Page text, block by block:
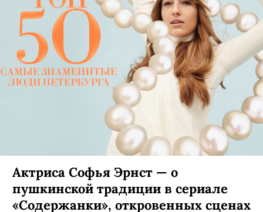
Оксана Акиньшина: «В 90% случаев
отказываю женщине-режиссеру —
с мужчинами себя чувствую
комфортнее»